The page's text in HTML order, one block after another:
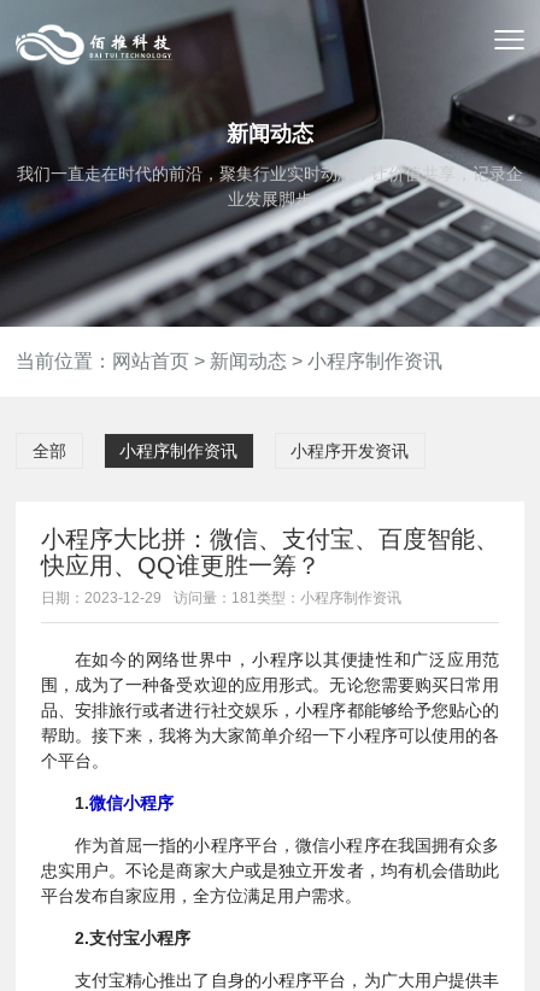
新闻动态
我们一直走在时代的前沿，聚集行业实时动态，让价值共享，记录企
业发展脚步
当前位置： 网站首页 > 新闻动态 >小程序制作资讯
全部 小程序制作资讯 小程序开发资讯
小程序大比拼：微信、支付宝、百度智能、
快应用、QQ谁更胜一筹？
日期：2023-12-29 访问量：181类型：小程序制作资讯
在如今的网络世界中，小程序以其便捷性和广泛应用范
围，成为了一种备受欢迎的应用形式。无论您需要购买日常用
品、安排旅行或者进行社交娱乐，小程序都能够给予您贴心的
帮助。接下来，我将为大家简单介绍一下小程序可以使用的各
个平台。
1.微信小程序
作为首屈一指的小程序平台，微信小程序在我国拥有众多
忠实用户。不论是商家大户或是独立开发者，均有机会借助此
平台发布自家应用，全方位满足用户需求。
2.支付宝小程序
支付宝精心推出了自身的小程序平台，为广大用户提供丰